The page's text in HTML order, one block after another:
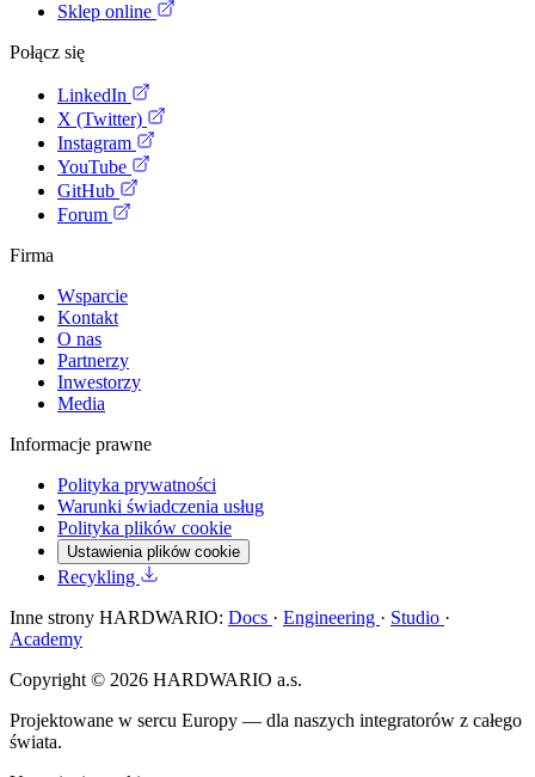
Sklep online
Połącz się
LinkedIn
X (Twitter)
Instagram
YouTube
GitHub
Forum
Firma
Wsparcie
Kontakt
O nas
Partnerzy
Inwestorzy
Media
Informacje prawne
Polityka prywatności
Warunki świadczenia usług
Polityka plików cookie
Ustawienia plików cookie
Recykling
Inne strony HARDWARIO: Docs · Engineering · Studio ·
Academy
Copyright © 2026 HARDWARIO a.s.
Projektowane w sercu Europy — dla naszych integratorów z całego
świata.